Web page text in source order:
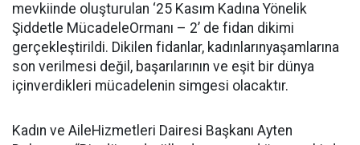
mevkiinde oluşturulan ‘25 Kasım Kadına Yönelik
Şiddetle MücadeleOrmanı – 2’ de fidan dikimi
gerçekleştirildi. Dikilen fidanlar, kadınlarınyaşamlarına
son verilmesi değil, başarılarının ve eşit bir dünya
içinverdikleri mücadelenin simgesi olacaktır.
Kadın ve AileHizmetleri Dairesi Başkanı Ayten